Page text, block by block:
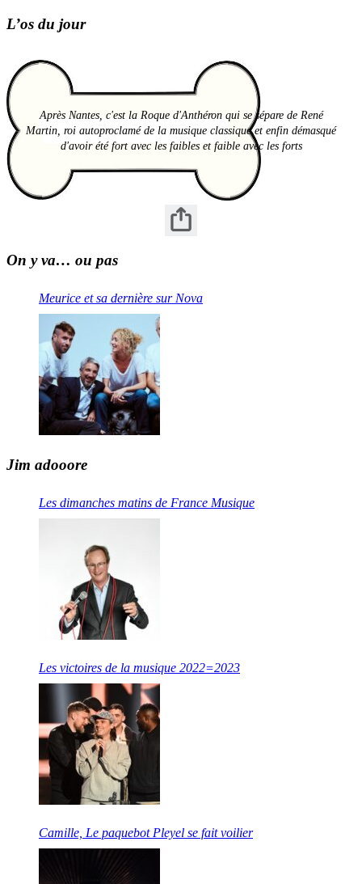
L’os du jour
Après Nantes, c'est la Roque d'Anthéron qui se sépare de René
Martin, roi autoproclamé de la musique classique et enfin démasqué
d'avoir été fort avec les faibles et faible avec les forts
On y va… ou pas
Meurice et sa dernière sur Nova
Jim adooore
Les dimanches matins de France Musique
Les victoires de la musique 2022=2023
Camille, Le paquebot Pleyel se fait voilier